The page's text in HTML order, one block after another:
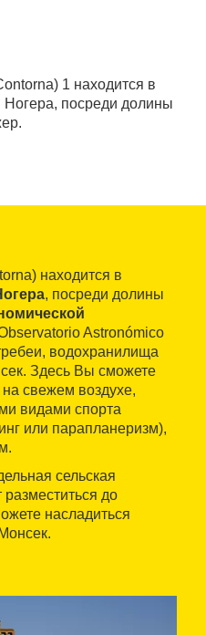
1 находится в
Ногера, посреди долины
находится в
, посреди долины
Astronómico
водохранилища
Здесь Вы сможете
свежем воздухе,
видами спорта
или парапланеризм),
сельская
разместиться до
насладиться